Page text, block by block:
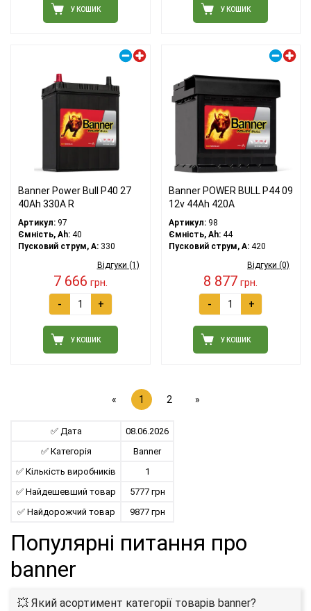
У КОШИК У КОШИК
Banner Power Bull P40 27
40Ah 330A R
Артикул: 97
Ємність, Ah: 40
Пусковий струм, A: 330
Відгуки (1)
7 666 грн.
- +
У КОШИК
Banner POWER BULL P44 09
12v 44Ah 420A
Артикул:98
Ємність, Ah:44
Пусковий струм, A:420
Відгуки (0)
8 877 грн.
- +
У КОШИК
« 1 2 »
✅ Дата
08.06.2026
✅ Категорія
Banner
✅ Кількість виробників
1
✅ Найдешевший товар
5777 грн
✅ Найдорожчий товар
9877 грн
Популярні питання про
banner
💥 Який асортимент категорії товарів banner?